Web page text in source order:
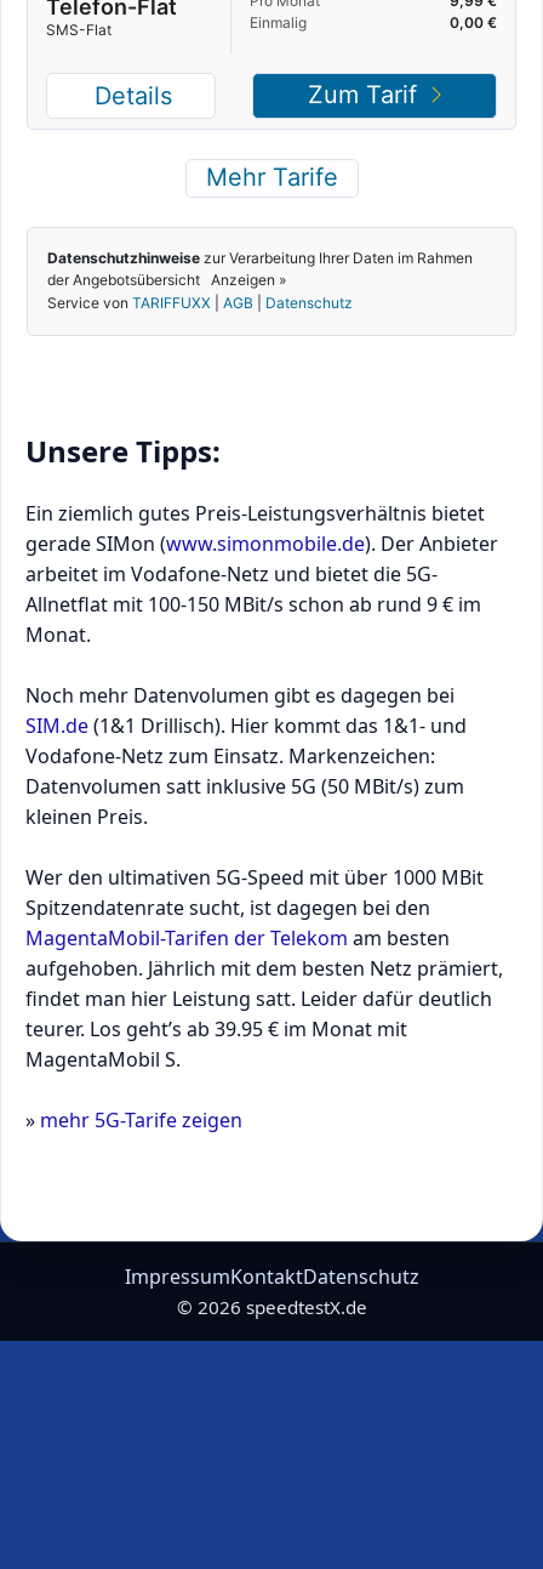
Unsere Tipps:
Ein ziemlich gutes Preis-Leistungsverhältnis bietet
gerade SIMon (www.simonmobile.de). Der Anbieter
arbeitet im Vodafone-Netz und bietet die 5G-
Allnetflat mit 100-150 MBit/s schon ab rund 9 € im
Monat.
Noch mehr Datenvolumen gibt es dagegen bei
SIM.de(1&1 Drillisch). Hier kommt das 1&1- und
Vodafone-Netz zum Einsatz. Markenzeichen:
Datenvolumen satt inklusive 5G (50 MBit/s) zum
kleinen Preis.
Wer den ultimativen 5G-Speed mit über 1000 MBit
Spitzendatenrate sucht, ist dagegen bei den
MagentaMobil-Tarifen der Telekom am besten
aufgehoben. Jährlich mit dem besten Netz prämiert,
findet man hier Leistung satt. Leider dafür deutlich
teurer. Los geht’s ab 39.95 € im Monat mit
MagentaMobil S.
» mehr 5G-Tarife zeigen
ImpressumKontaktDatenschutz
© 2026 speedtestX.de